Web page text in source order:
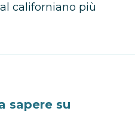
californiano più
sapere su